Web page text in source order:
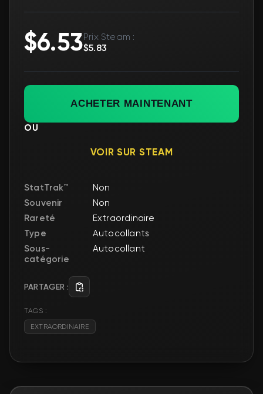
$6.53Prix Steam :
$5.83
ACHETER MAINTENANT
OU
VOIR SUR STEAM
StatTrak™
Non
Souvenir
Non
Rareté
Extraordinaire
Type
Autocollants
Sous-
catégorie
Autocollant
PARTAGER :
TAGS :
EXTRAORDINAIRE